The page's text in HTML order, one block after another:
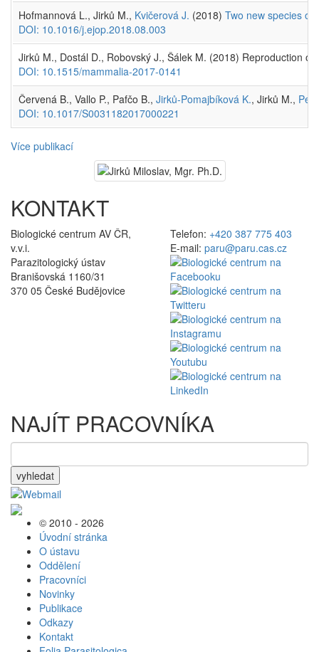
Hofmannová L., Jirků M., Kvičerová J. (2018) Two new species of
DOI: 10.1016/j.ejop.2018.08.003
Jirků M., Dostál D., Robovský J., Šálek M. (2018) Reproduction
DOI: 10.1515/mammalia-2017-0141
Červená B., Vallo P., Pafčo B., Jirků-Pomajbíková K., Jirků M.,
DOI: 10.1017/S0031182017000221
Více publikací
KONTAKT
Biologické centrum AV ČR,
v.v.i.
Parazitologický ústav
Branišovská 1160/31
370 05 České Budějovice
Telefon: +420 387 775 403
E-mail: paru@paru.cas.cz
NAJÍT PRACOVNÍKA
vyhledat
© 2010 - 2026
Úvodní stránka
O ústavu
Oddělení
Pracovníci
Novinky
Publikace
Odkazy
Kontakt